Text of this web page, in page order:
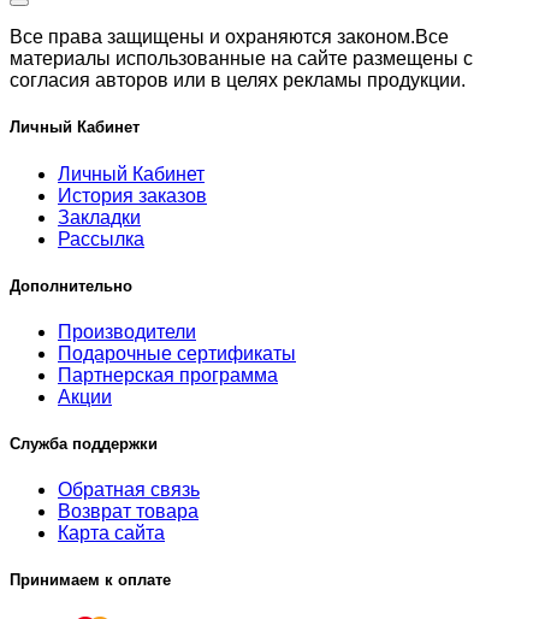
Все права защищены и охраняются законом.Все
материалы использованные на сайте размещены с
согласия авторов или в целях рекламы продукции.
Личный Кабинет
Личный Кабинет
История заказов
Закладки
Рассылка
Дополнительно
Производители
Подарочные сертификаты
Партнерская программа
Акции
Служба поддержки
Обратная связь
Возврат товара
Карта сайта
Принимаем к оплате